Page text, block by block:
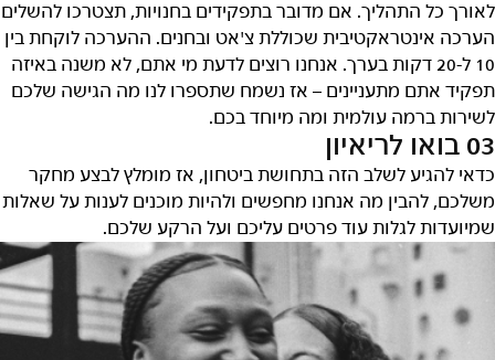
לאורך כל התהליך. אם מדובר בתפקידים בחנויות, תצטרכו להשלים
הערכה אינטראקטיבית שכוללת צ'אט ובחנים. ההערכה לוקחת בין
10 ל-20 דקות בערך. אנחנו רוצים לדעת מי אתם, לא משנה באיזה
תפקיד אתם מתעניינים – אז נשמח שתספרו לנו מה הגישה שלכם
לשירות ברמה עולמית ומה מיוחד בכם.
03 בואו לריאיון
כדאי להגיע לשלב הזה בתחושת ביטחון, אז מומלץ לבצע מחקר
משלכם, להבין מה אנחנו מחפשים ולהיות מוכנים לענות על שאלות
שמיועדות לגלות עוד פרטים עליכם ועל הרקע שלכם.